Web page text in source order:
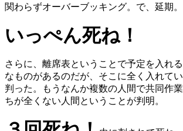
関わらずオーバーブッキング。で、延期。
いっぺん死ね！
さらに、離席表ということで予定を入れ
なものがあるのだが、そこに全く入れて
判った。もうなんか複数の人間で共同作
ちが全くない人間ということが判明。